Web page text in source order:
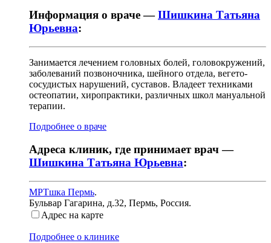
Информация о враче —Шишкина Татьяна
Юрьевна:
Занимается лечением головных болей, головокружений,
заболеваний позвоночника, шейного отдела, вегето-
сосудистых нарушений, суставов. Владеет техниками
остеопатии, хиропрактики, различных школ мануальной
терапии.
Подробнее о враче
Адреса клиник, где принимает врач —
Шишкина Татьяна Юрьевна:
МРТшка Пермь.
Бульвар Гагарина, д.32, Пермь, Россия.
Адрес на карте
Подробнее о клинике